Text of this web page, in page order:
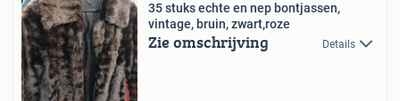
35 stuks echte en nep bontjassen,
vintage, bruin, zwart,roze
Zie omschrijving Details